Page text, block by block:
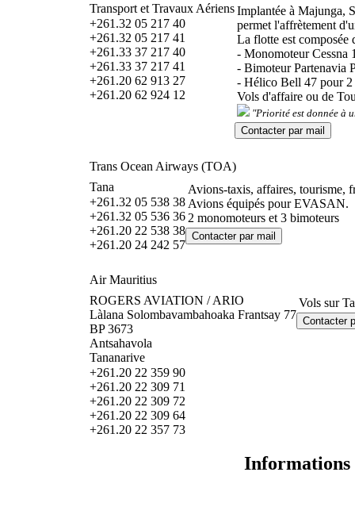
Transport et Travaux Aériens
+261.32 05 217 40
+261.32 05 217 41
+261.33 37 217 40
+261.33 37 217 41
+261.20 62 913 27
+261.20 62 924 12
Implantée à Majunga,
permet l'affrètement
La flotte est composée
- Monomoteur Cessna
- Bimoteur Partenavia
- Hélico Bell 47 pour 2
Vols d'affaire ou de
"Priorité est donnée à
Trans Ocean Airways (TOA)
Tana
+261.32 05 538 38
+261.32 05 536 36
+261.20 22 538 38
+261.20 24 242 57
Avions-taxis, affaires, tourisme,
Avions équipés pour EVASAN.
2 monomoteurs et 3 bimoteurs
Air Mauritius
ROGERS AVIATION / ARIO
Làlana Solombavambahoaka Frantsay 77
BP 3673
Antsahavola
Tananarive
+261.20 22 359 90
+261.20 22 309 71
+261.20 22 309 72
+261.20 22 309 64
+261.20 22 357 73
Vols sur
Informations